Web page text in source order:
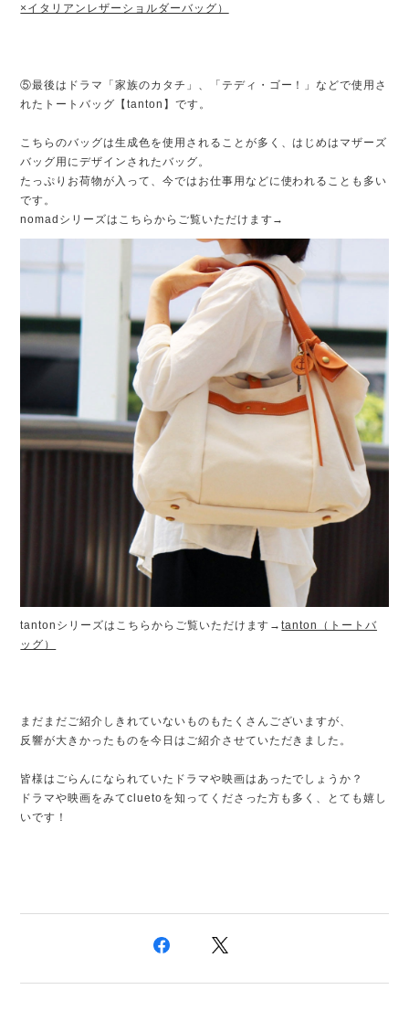
×イタリアンレザーショルダーバッグ）
⑤最後はドラマ「家族のカタチ」、「テディ・ゴー！」などで使用さ
れたトートバッグ【tanton】です。
こちらのバッグは生成色を使用されることが多く、はじめはマザーズ
バッグ用にデザインされたバッグ。
たっぷりお荷物が入って、今ではお仕事用などに使われることも多い
です。
nomadシリーズはこちらからご覧いただけます→
tantonシリーズはこちらからご覧いただけます→tanton（トートバ
ッグ）
まだまだご紹介しきれていないものもたくさんございますが、
反響が大きかったものを今日はご紹介させていただきました。
皆様はごらんになられていたドラマや映画はあったでしょうか？
ドラマや映画をみてcluetoを知ってくださった方も多く、とても嬉し
いです！